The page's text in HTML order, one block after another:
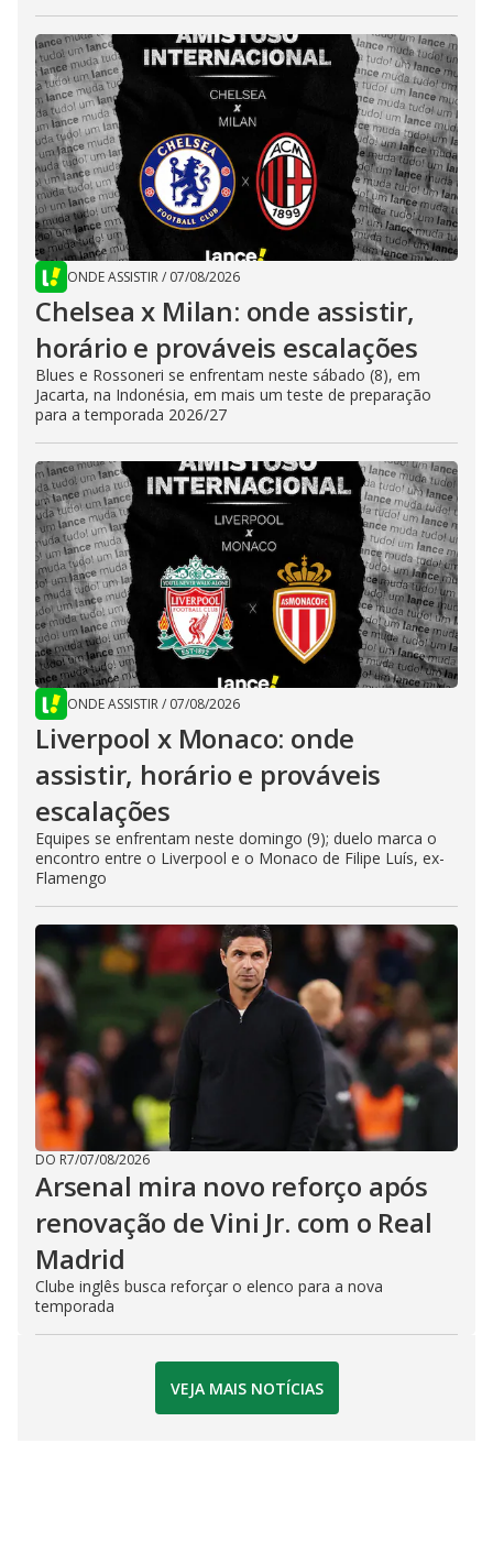
ONDE ASSISTIR/ 07/08/2026
Chelsea x Milan: onde assistir,
horário e prováveis escalações
Blues e Rossoneri se enfrentam neste sábado (8), em
Jacarta, na Indonésia, em mais um teste de preparação
para a temporada 2026/27
ONDE ASSISTIR/ 07/08/2026
Liverpool x Monaco: onde
assistir, horário e prováveis
escalações
Equipes se enfrentam neste domingo (9); duelo marca o
encontro entre o Liverpool e o Monaco de Filipe Luís, ex-
Flamengo
DO R7/07/08/2026
Arsenal mira novo reforço após
renovação de Vini Jr. com o Real
Madrid
Clube inglês busca reforçar o elenco para a nova
temporada
VEJA MAIS NOTÍCIAS